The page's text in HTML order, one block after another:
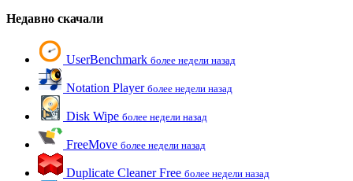
Недавно скачали
UserBenchmark более недели назад
Notation Player более недели назад
Disk Wipe более недели назад
FreeMove более недели назад
Duplicate Cleaner Free более недели назад